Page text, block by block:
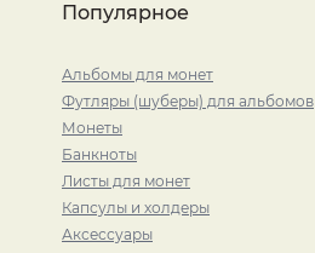
Популярное
Альбомы для монет
Футляры (шуберы) для альбомов
Монеты
Банкноты
Листы для монет
Капсулы и холдеры
Аксессуары